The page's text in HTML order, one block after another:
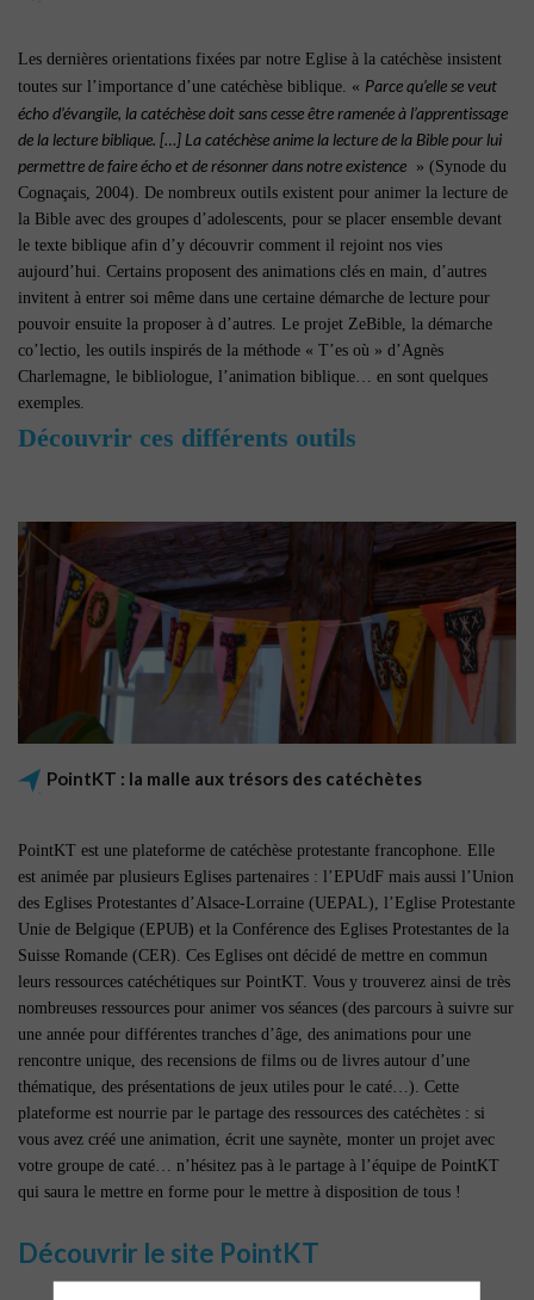
Les dernières orientations fixées par notre Eglise à la catéchèse insistent
toutes sur l’importance d’une catéchèse biblique. « Parce qu’elle se veut
écho d’évangile, la catéchèse doit sans cesse être ramenée à l’apprentissage
de la lecture biblique. […] La catéchèse anime la lecture de la Bible pour lui
permettre de faire écho et de résonner dans notre existence » (Synode du
Cognaçais, 2004). De nombreux outils existent pour animer la lecture de
la Bible avec des groupes d’adolescents, pour se placer ensemble devant
le texte biblique afin d’y découvrir comment il rejoint nos vies
aujourd’hui. Certains proposent des animations clés en main, d’autres
invitent à entrer soi même dans une certaine démarche de lecture pour
pouvoir ensuite la proposer à d’autres. Le projet ZeBible, la démarche
co’lectio, les outils inspirés de la méthode « T’es où » d’Agnès
Charlemagne, le bibliologue, l’animation biblique… en sont quelques
exemples.
Découvrir ces différents outils
PointKT : la malle aux trésors des catéchètes
PointKT est une plateforme de catéchèse protestante francophone. Elle
est animée par plusieurs Eglises partenaires : l’EPUdF mais aussi l’Union
des Eglises Protestantes d’Alsace-Lorraine (UEPAL), l’Eglise Protestante
Unie de Belgique (EPUB) et la Conférence des Eglises Protestantes de la
Suisse Romande (CER). Ces Eglises ont décidé de mettre en commun
leurs ressources catéchétiques sur PointKT. Vous y trouverez ainsi de très
nombreuses ressources pour animer vos séances (des parcours à suivre sur
une année pour différentes tranches d’âge, des animations pour une
rencontre unique, des recensions de films ou de livres autour d’une
thématique, des présentations de jeux utiles pour le caté…). Cette
plateforme est nourrie par le partage des ressources des catéchètes : si
vous avez créé une animation, écrit une saynète, monter un projet avec
votre groupe de caté… n’hésitez pas à le partage à l’équipe de PointKT
qui saura le mettre en forme pour le mettre à disposition de tous !
Découvrir le site PointKT